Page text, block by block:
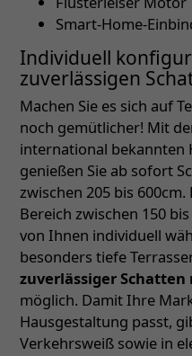
Smart-Home-
Individuell
zuverlässigen
Machen Sie es sich auf
noch gemütlicher! Mit
international bekannten
genießen Sie ab sofort
zwischen 205 bis
Bereich zwischen 150
von Ihnen individuell
besonders tiefe
zuverlässiger
möglich. Damit Ihre
Hausgestaltung passt,
Verkehrsweiß sowie in